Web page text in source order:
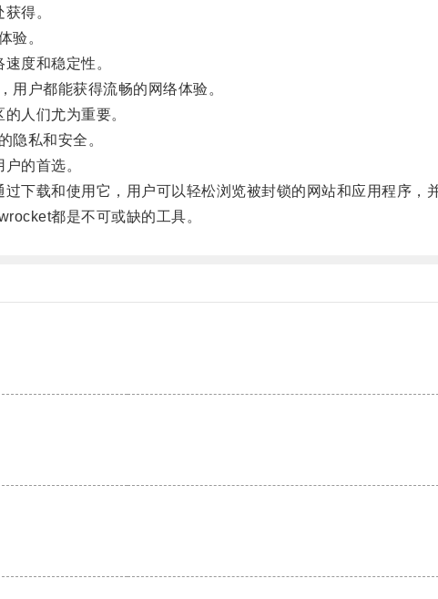
得。
验。
度和稳定性。
户都能获得流畅的网络体验。
人们尤为重要。
私和安全。
的首选。
载和使用它，用户可以轻松浏览被封锁的网站和应用程序，并
都是不可或缺的工具。